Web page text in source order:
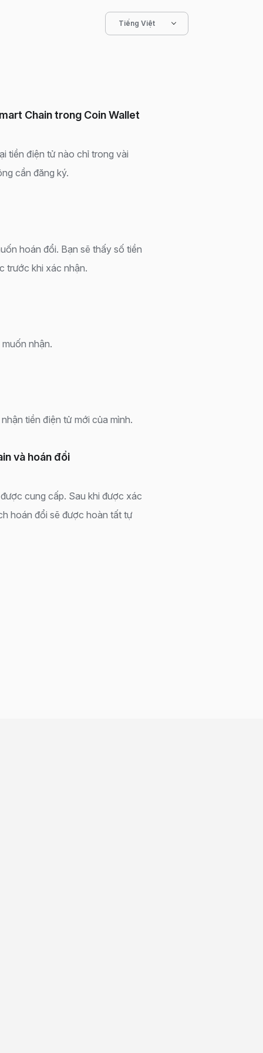
Tiếng Việt
Chain trong Coin Wallet
tiền điện tử nào chỉ trong vài
cần đăng ký.
hoán đổi. Bạn sẽ thấy số tiền
trước khi xác nhận.
nhận.
tiền điện tử mới của mình.
và hoán đổi
cung cấp. Sau khi được xác
hoán đổi sẽ được hoàn tất tự